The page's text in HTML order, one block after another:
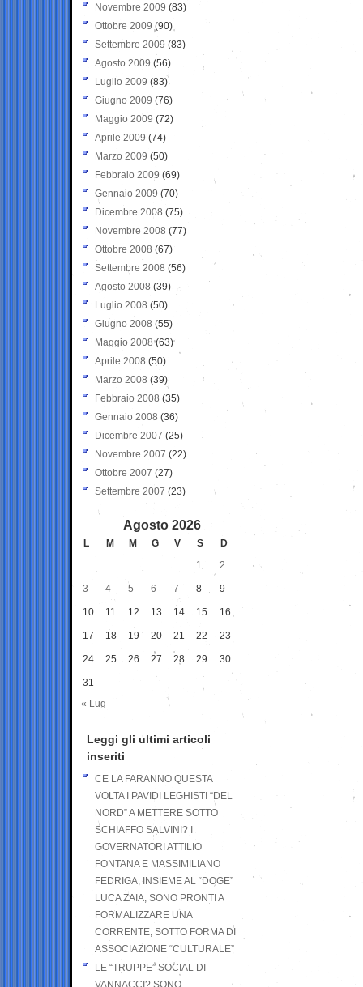
Novembre 2009 (83)
Ottobre 2009 (90)
Settembre 2009 (83)
Agosto 2009 (56)
Luglio 2009 (83)
Giugno 2009 (76)
Maggio 2009 (72)
Aprile 2009 (74)
Marzo 2009 (50)
Febbraio 2009 (69)
Gennaio 2009 (70)
Dicembre 2008 (75)
Novembre 2008 (77)
Ottobre 2008 (67)
Settembre 2008 (56)
Agosto 2008 (39)
Luglio 2008 (50)
Giugno 2008 (55)
Maggio 2008(63)
Aprile 2008 (50)
Marzo 2008 (39)
Febbraio 2008 (35)
Gennaio 2008 (36)
Dicembre 2007 (25)
Novembre 2007 (22)
Ottobre 2007 (27)
Settembre 2007 (23)
Agosto 2026
L M M G V S
D
1
2
3 4 5 6 7 8 9
10 11 12 13 14 15 16
17 18 19 20 21 22 23
24 25 26 27 28 29 30
31
« Lug
Leggi gli ultimi articoli
inseriti
CE LA FARANNO QUESTA
VOLTA I PAVIDI LEGHISTI “DEL
NORD” A METTERE SOTTO
SCHIAFFO SALVINI? I
GOVERNATORI ATTILIO
FONTANA E MASSIMILIANO
FEDRIGA, INSIEME AL “DOGE”
LUCA ZAIA, SONO PRONTI A
FORMALIZZARE UNA
CORRENTE, SOTTO FORMA DI
ASSOCIAZIONE “CULTURALE”
LE “TRUPPE” SOCIAL DI
VANNACCI? SONO